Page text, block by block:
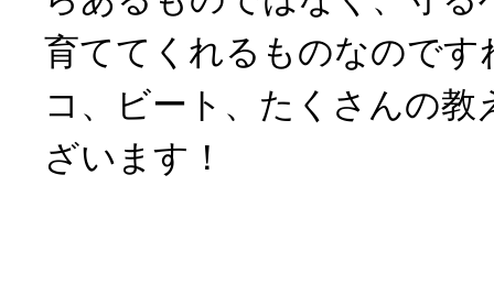
育ててくれるものなのです
コ、ビート、たくさんの
ざいます！